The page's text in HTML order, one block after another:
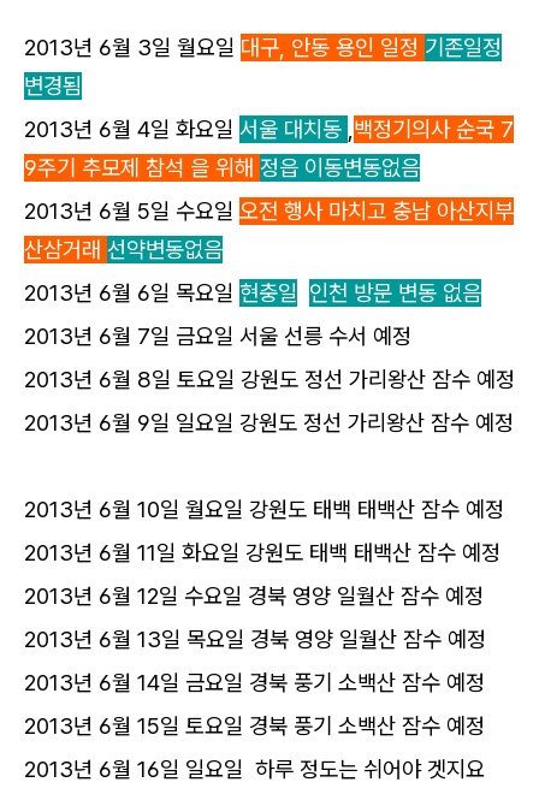
2013년 6월 3일 월요일 대구, 안동 용인 일정 기존일정
변경됨
2013년 6월 4일 화요일 서울 대치동 ,백정기의사 순국 7
9주기 추모제 참석 을 위해 정읍 이동변동없음
2013년 6월 5일 수요일 오전 행사 마치고 충남 아산지부
산삼거래 선약변동없음
2013년 6월 6일 목요일 현충일 인천 방문 변동 없음
2013년 6월 7일 금요일 서울 선릉 수서 예정
2013년 6월 8일 토요일 강원도 정선 가리왕산 잠수 예정
2013년 6월 9일 일요일 강원도 정선 가리왕산 잠수 예정
2013년 6월 10일 월요일 강원도 태백 태백산 잠수 예정
2013년 6월 11일 화요일 강원도 태백 태백산 잠수 예정
2013년 6월 12일 수요일 경북 영양 일월산 잠수 예정
2013년 6월 13일 목요일 경북 영양 일월산 잠수 예정
2013년 6월 14일 금요일 경북 풍기 소백산 잠수 예정
2013년 6월 15일 토요일 경북 풍기 소백산 잠수 예정
2013년 6월 16일 일요일 하루 정도는 쉬어야 겟지요